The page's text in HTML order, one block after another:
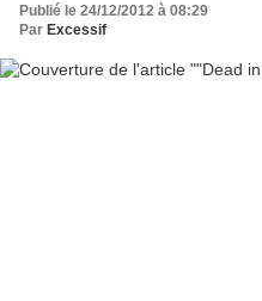
Publié le 24/12/2012 à 08:29
Par Excessif